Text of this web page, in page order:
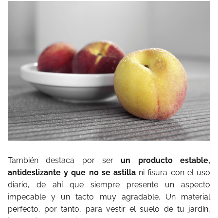
También destaca por serun producto estable,
antideslizante y que no se astilla ni fisura con el uso
diario, de ahí que siempre presente un aspecto
impecable y un tacto muy agradable. Un material
perfecto, por tanto, para vestir el suelo de tu jardín,